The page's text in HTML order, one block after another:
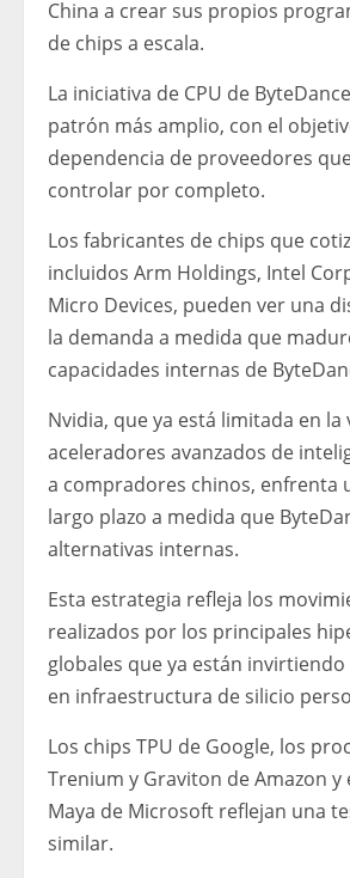
China a crear sus propios
de chips a escala.
La iniciativa de CPU de
patrón más amplio, con el
dependencia de proveedores
controlar por completo.
Los fabricantes de chips que
incluidos Arm Holdings, Intel
Micro Devices, pueden ver una
la demanda a medida que
capacidades internas de
Nvidia, que ya está limitada en la
aceleradores avanzados de
a compradores chinos, enfrenta
largo plazo a medida que
alternativas internas.
Esta estrategia refleja los
realizados por los principales
globales que ya están
en infraestructura de silicio
Los chips TPU de Google, los
Trenium y Graviton de Amazon y
Maya de Microsoft reflejan una
similar.